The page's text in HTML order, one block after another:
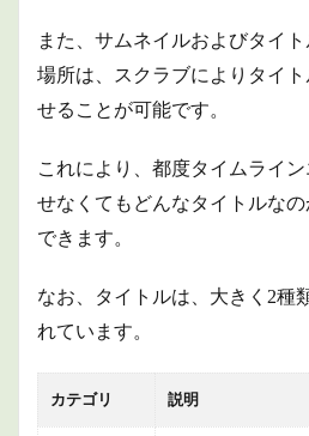
また、サムネイルおよびタイ
場所は、スクラブによりタイ
せることが可能です。
これにより、都度タイムライ
せなくてもどんなタイトルな
できます。
なお、タイトルは、大きく2種
れています。
カテゴリ 説明